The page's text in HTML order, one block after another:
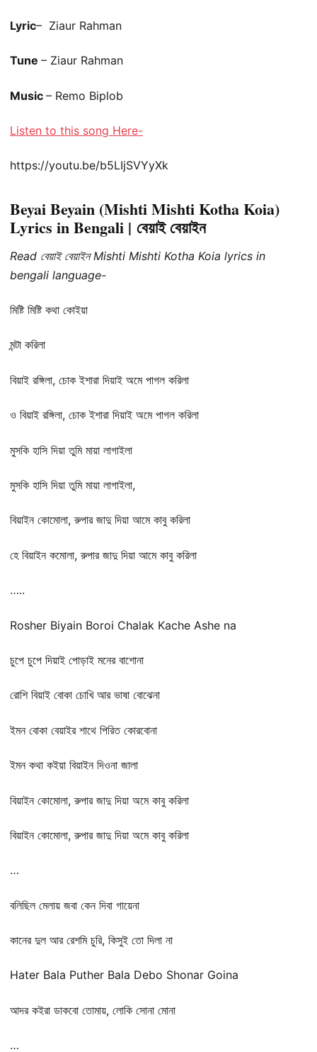
Lyric– Ziaur Rahman
Tune – Ziaur Rahman
Music – Remo Biplob
Listen to this song Here-
https://youtu.be/b5LIjSVYyXk
Beyai Beyain (Mishti Mishti Kotha Koia)
Lyrics in Bengali | বেয়াই বেয়াইন
Read বেয়াই বেয়াইন Mishti Mishti Kotha Koia lyrics in
bengali language-
মিষ্টি মিষ্টি কথা কোইয়া
মন্টা করিলা
বিয়াই রঙ্গিলা, চোক ইশারা দিয়াই অমে পাগল করিলা
ও বিয়াই রঙ্গিলা, চোক ইশারা দিয়াই অমে পাগল করিলা
মুসকি হাসি দিয়া তুমি মায়া লাগাইলা
মুসকি হাসি দিয়া তুমি মায়া লাগাইলা,
বিয়াইন কোমোলা, রুপার জাদু দিয়া আমে কাবু করিলা
হে বিয়াইন কমোলা, রুপার জাদু দিয়া আমে কাবু করিলা
…..
Rosher Biyain Boroi Chalak Kache Ashe na
চুপে চুপে দিয়াই পোড়াই মনের বাশোনা
রোশি বিয়াই বোকা চোখি আর ভাষা বোঝেনা
ইমন বোকা বেয়াইর শাথে পিরিত কোরবোনা
ইমন কথা কইয়া বিয়াইন দিওনা জালা
বিয়াইন কোমোলা, রুপার জাদু দিয়া অমে কাবু করিলা
বিয়াইন কোমোলা, রুপার জাদু দিয়া অমে কাবু করিলা
…
বলিছিল মেলায় জবা কেন দিবা গায়েনা
কানের দুল আর রেশমি চুরি, কিসুই তো দিলা না
Hater Bala Puther Bala Debo Shonar Goina
আদর কইরা ডাকবো তোমায়, লোকি সোনা মোনা
…